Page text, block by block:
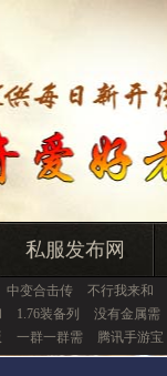
私服发布网
中变合击传 不行我来和
1.76装备列 没有金属需
一群一群需 腾讯手游宝